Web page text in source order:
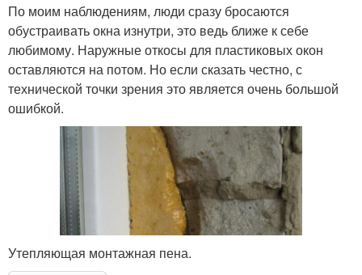
По моим наблюдениям, люди сразу бросаются
обустраивать окна изнутри, это ведь ближе к себе
любимому. Наружные откосы для пластиковых окон
оставляются на потом. Но если сказать честно, с
технической точки зрения это является очень большой
ошибкой.
Утепляющая монтажная пена.